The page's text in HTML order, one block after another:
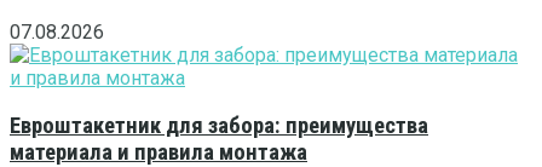
07.08.2026
Евроштакетник для забора: преимущества
материала и правила монтажа